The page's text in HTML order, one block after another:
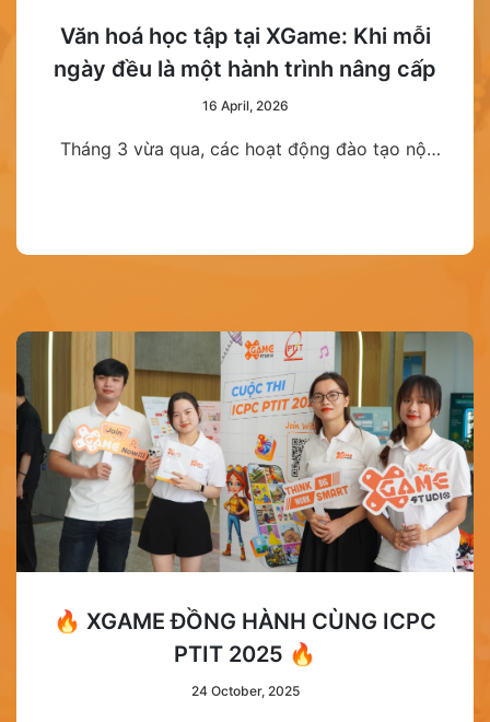
Văn hoá học tập tại XGame: Khi mỗi
ngày đều là một hành trình nâng cấp
16 April, 2026
Tháng 3 vừa qua, các hoạt động đào tạo nội
training và workshop không chỉ giúp đội ngũ
cập nhật kiến thức, nâng cao kỹ năng, mà còn
mở ra không gian để các thành viên chia sẻ
kinh nghiệm, cùng nhau tháo gỡ bài toán thực
tế và phát triển năng lực một cách bền vững.
Đây cũng là cách XGame từng bước nuôi
dưỡng một môi trường làm việc nơi mỗi người
đều có cơ hội học hỏi, nâng cấp bản thân và
góp phần tạo ra những sản phẩm tốt hơn.
🔥 XGAME ĐỒNG HÀNH CÙNG ICPC
PTIT 2025 🔥
24 October, 2025